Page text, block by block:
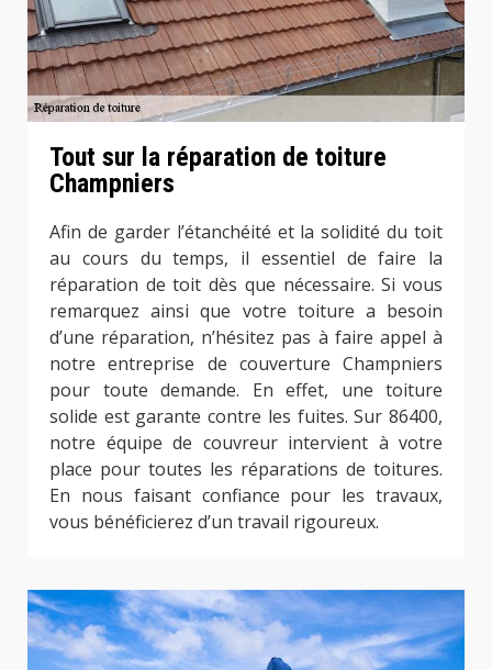
Tout sur la réparation de toiture
Champniers
Afin de garder l’étanchéité et la solidité du toit
au cours du temps, il essentiel de faire la
réparation de toit dès que nécessaire. Si vous
remarquez ainsi que votre toiture a besoin
d’une réparation, n’hésitez pas à faire appel à
notre entreprise de couverture Champniers
pour toute demande. En effet, une toiture
solide est garante contre les fuites. Sur 86400,
notre équipe de couvreur intervient à votre
place pour toutes les réparations de toitures.
En nous faisant confiance pour les travaux,
vous bénéficierez d’un travail rigoureux.